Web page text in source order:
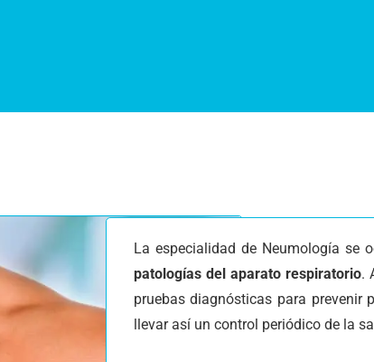
La especialidad de Neumología se
patologías del aparato respiratorio.
pruebas diagnósticas para prevenir
llevar así un control periódico de la